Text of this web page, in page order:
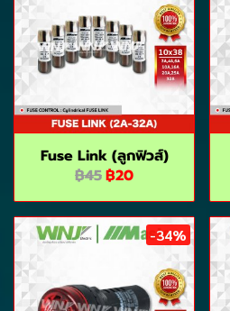
Fuse Link (ลูกฟิวส์)
฿45฿20
-34%